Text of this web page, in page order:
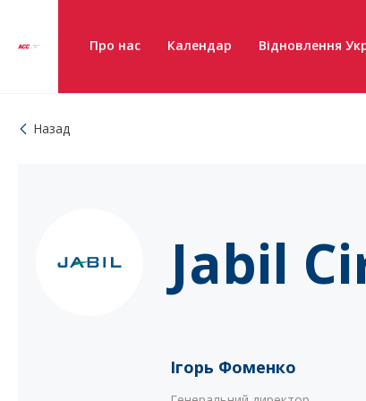
Про нас Календар Відновлення
Назад
Jabil
Ігорь Фоменко